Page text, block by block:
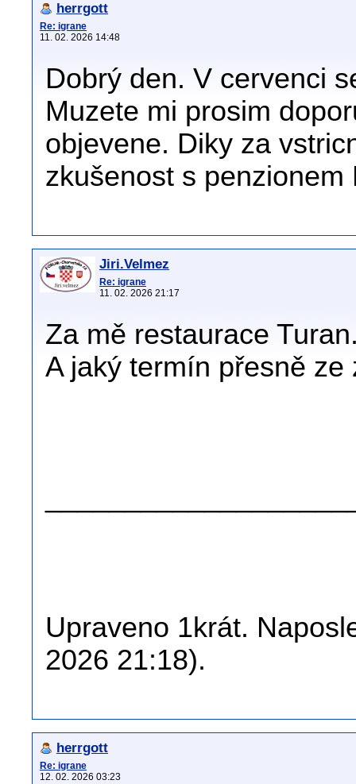
herrgott
Re: igrane
11. 02. 2026 14:48
Dobrý den. V cervenci
Muzete mi prosim
objevene. Diky za
zkušenost s penzionem
Jiri.Velmez
Re: igrane
11. 02. 2026 21:17
Za mě restaurace
A jaký termín přesně ze
Upraveno 1krát.
2026 21:18).
herrgott
Re: igrane
12. 02. 2026 03:23